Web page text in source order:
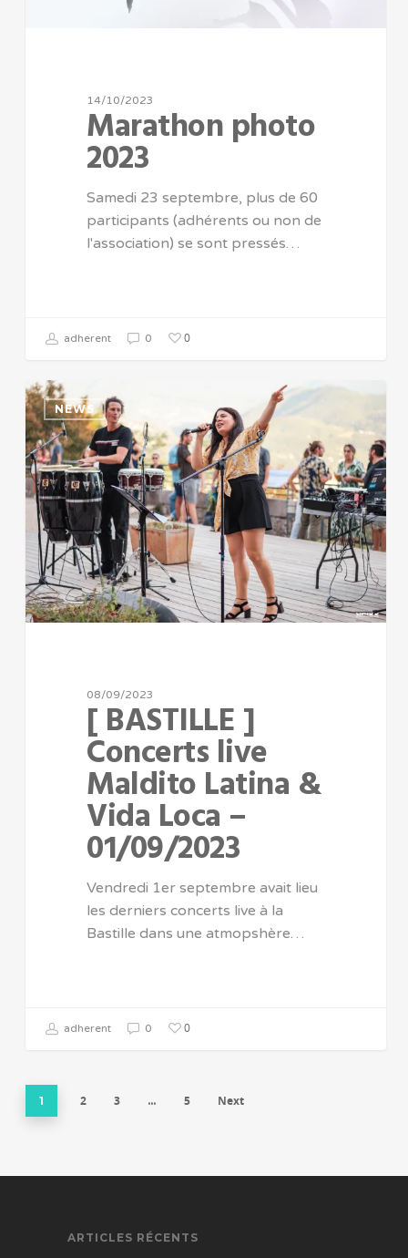
14/10/2023
Marathon photo
2023
Samedi 23 septembre, plus de 60
participants (adhérents ou non de
l'association) se sont pressés…
adherent 0 0
NEWS
08/09/2023
[ BASTILLE ]
Concerts live
Maldito Latina &
Vida Loca –
01/09/2023
Vendredi 1er septembre avait lieu
les derniers concerts live à la
Bastille dans une atmopshère…
adherent 0 0
1 2 3 … 5 Next
ARTICLES RÉCENTS